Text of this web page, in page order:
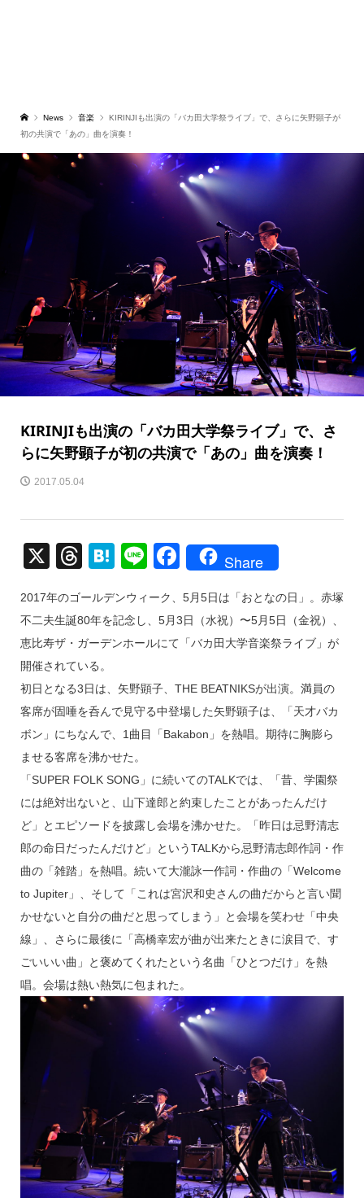
News 音楽
KIRINJIも出演の「バカ田大学祭ライブ」で、さらに矢野顕子が
初の共演で「あの」曲を演奏！
KIRINJIも出演の「バカ田大学祭ライブ」で、さ
らに矢野顕子が初の共演で「あの」曲を演奏！
2017.05.04
X
T
e
a
d
s
H
e
n
Li
e
F
c
e
o
o
k
Share
2017年のゴールデンウィーク、5月5日は「おとなの日」。赤塚
不二夫生誕80年を記念し、5月3日（水祝）〜5月5日（金祝）、
恵比寿ザ・ガーデンホールにて「バカ田大学音楽祭ライブ」が
開催されている。
初日となる3日は、矢野顕子、THE BEATNIKSが出演。満員の
客席が固唾を呑んで見守る中登場した矢野顕子は、「天才バカ
ボン」にちなんで、1曲目「Bakabon」を熱唱。期待に胸膨ら
ませる客席を沸かせた。
「SUPER FOLK SONG」に続いてのTALKでは、「昔、学園祭
には絶対出ないと、山下達郎と約束したことがあったんだけ
ど」とエピソードを披露し会場を沸かせた。「昨日は忌野清志
郎の命日だったんだけど」というTALKから忌野清志郎作詞・作
曲の「雑踏」を熱唱。続いて大瀧詠一作詞・作曲の「Welcome
to Jupiter」、そして「これは宮沢和史さんの曲だからと言い聞
かせないと自分の曲だと思ってしまう」と会場を笑わせ「中央
線」、さらに最後に「高橋幸宏が曲が出来たときに涙目で、す
ごいいい曲」と褒めてくれたという名曲「ひとつだけ」を熱
唱。会場は熱い熱気に包まれた。